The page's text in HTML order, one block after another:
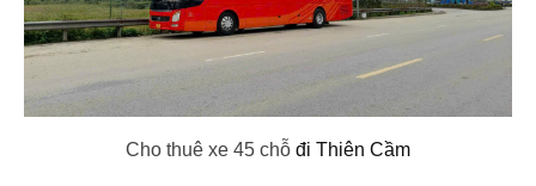
Cho thuê xe 45 chỗ đi Thiên Cầm